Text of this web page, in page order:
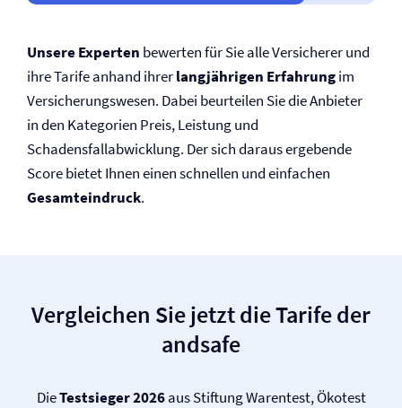
Unsere Experten bewerten für Sie alle Versicherer und
ihre Tarife anhand ihrerlangjährigen Erfahrungim
Versicherungswesen. Dabei beurteilen Sie die Anbieter
in den Kategorien Preis, Leistung und
Schadensfallabwicklung. Der sich daraus ergebende
Score bietet Ihnen einen schnellen und einfachen
Gesamteindruck.
Vergleichen Sie jetzt die Tarife der
andsafe
DieTestsieger 2026aus Stiftung Warentest, Ökotest